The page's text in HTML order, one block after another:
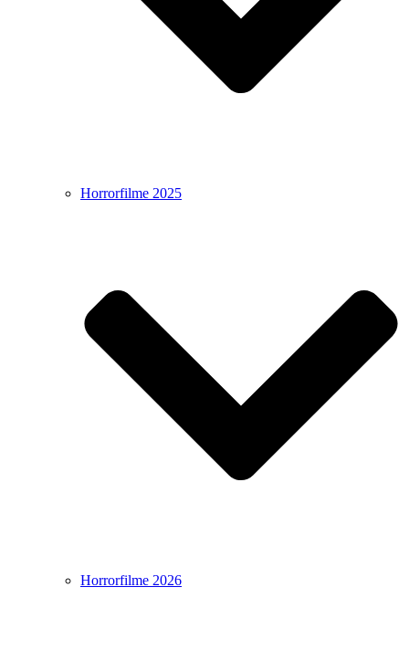
Horrorfilme 2025
Horrorfilme 2026